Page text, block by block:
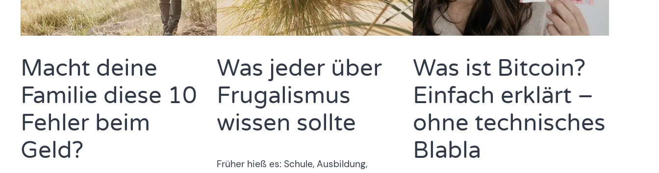
Macht deine
Familie diese 10
Fehler beim
Geld?
Was jeder über
Frugalismus
wissen sollte
Früher hieß es: Schule, Ausbildung,
Was ist Bitcoin?
Einfach erklärt –
ohne technisches
Blabla